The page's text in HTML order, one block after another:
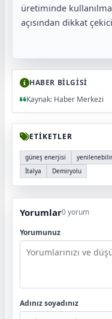
üretiminde
açısından dikkat
HABER BİLGİSİ
Kaynak: Haber Merkezi
ETİKETLER
güneş enerjisi
İtalya
Demiryolu
Yorumlar0 yorum
Yorumunuz
Adınız soyadınız